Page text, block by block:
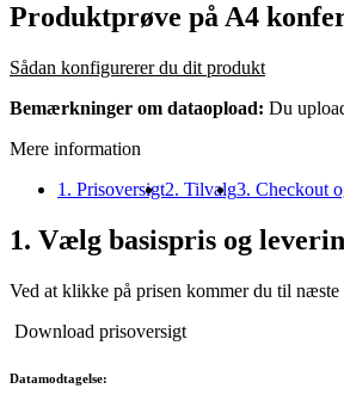
Produktprøve på A4
Sådan konfigurerer du dit produkt
Bemærkninger om dataopload: Du
Mere information
1. Prisoversigt2. Tilvalg3. Checkout
1. Vælg basispris og
Ved at klikke på prisen kommer du til næste
Download prisoversigt
Datamodtagelse: